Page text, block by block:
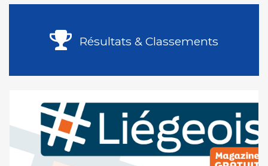
Résultats & Classements